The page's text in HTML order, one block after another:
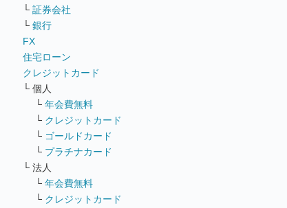
└ 証券会社
└ 銀行
FX
住宅ローン
クレジットカード
└ 個人
└ 年会費無料
└ クレジットカード
└ ゴールドカード
└ プラチナカード
└ 法人
└ 年会費無料
└ クレジットカード